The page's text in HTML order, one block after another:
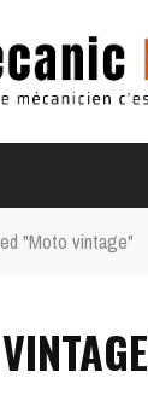
"Moto vintage"